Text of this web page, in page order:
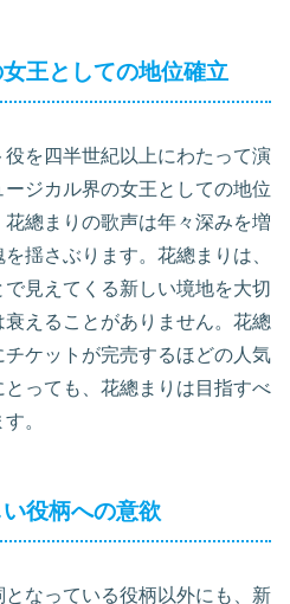
王としての地位確立
を四半世紀以上にわたって演
ジカル界の女王としての地位
總まりの歌声は年々深みを増
揺さぶります。花總まりは、
見えてくる新しい境地を大切
えることがありません。花總
ケットが完売するほどの人気
っても、花總まりは目指すべ
。
役柄への意欲
なっている役柄以外にも、新